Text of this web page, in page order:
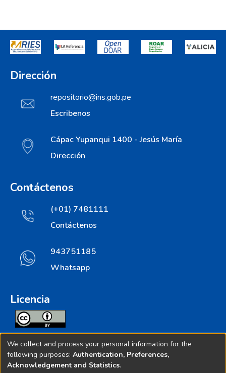
Dirección
repositorio@ins.gob.pe
Escribenos
Cápac Yupanqui 1400 - Jesús María
Dirección
Contáctenos
(+01) 7481111
Contáctenos
943751185
Whatsapp
Licencia
Todos los contenidos de repositorio.ins.gob.pe estan
licenciados bajo
Creative Commoms License
We collect and process your personal information for the
following purposes: Authentication, Preferences,
Acknowledgement and Statistics.